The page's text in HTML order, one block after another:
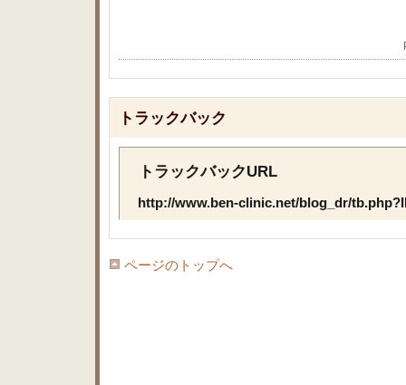
トラックバック
トラックバックURL
http://www.ben-clinic.net/blog_dr/
ページのトップへ